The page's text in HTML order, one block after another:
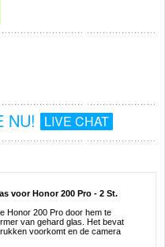
NU! LIVE CHAT
voor Honor 200 Pro - 2 St.
Honor 200 Pro door hem te
van gehard glas. Het bevat
voorkomt en de camera